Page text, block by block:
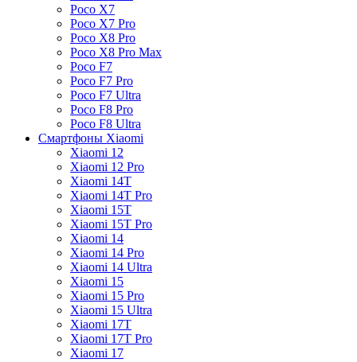
Poco X7
Poco X7 Pro
Poco X8 Pro
Poco X8 Pro Max
Poco F7
Poco F7 Pro
Poco F7 Ultra
Poco F8 Pro
Poco F8 Ultra
Смартфоны Xiaomi
Xiaomi 12
Xiaomi 12 Pro
Xiaomi 14T
Xiaomi 14T Pro
Xiaomi 15T
Xiaomi 15T Pro
Xiaomi 14
Xiaomi 14 Pro
Xiaomi 14 Ultra
Xiaomi 15
Xiaomi 15 Pro
Xiaomi 15 Ultra
Xiaomi 17T
Xiaomi 17T Pro
Xiaomi 17